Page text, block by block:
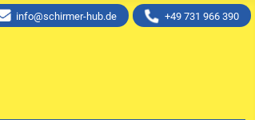
+49 731 966 390
info@schirmer-hub.de